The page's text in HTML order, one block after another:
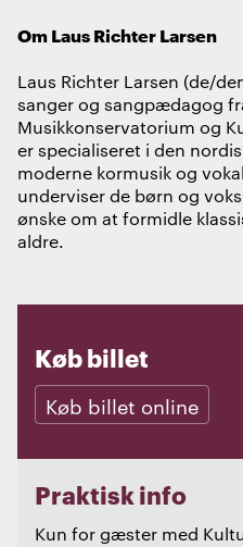
Om Laus Richter Larsen
Laus Richter Larsen (de/
sanger og sangpædagog
Musikkonservatorium og
er specialiseret i den
moderne kormusik og
underviser de børn og
ønske om at formidle
aldre.
Køb billet
Køb billet online
Praktisk info
Kun for gæster med